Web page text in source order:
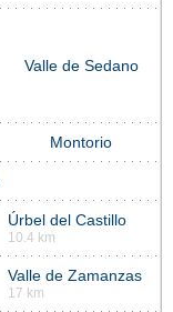
Valle de Sedano
Montorio
Úrbel del Castillo
10.4 km
Valle de Zamanzas
17 km